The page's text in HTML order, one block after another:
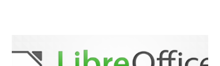
sudo apt-get install kodi Use o comando a seguir para